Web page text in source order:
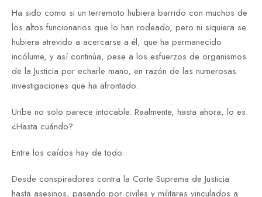
Ha sido como si un terremoto hubiera barrido con muchos de
los altos funcionarios que lo han rodeado, pero ni siquiera se
hubiera atrevido a acercarse a él, que ha permanecido
incólume, y así continúa, pese a los esfuerzos de organismos
de la Justicia por echarle mano, en razón de las numerosas
investigaciones que ha afrontado.
Uribe no solo parece intocable. Realmente, hasta ahora, lo es.
¿Hasta cuándo?
Entre los caídos hay de todo.
Desde conspiradores contra la Corte Suprema de Justicia
hasta asesinos, pasando por civiles y militares vinculados a